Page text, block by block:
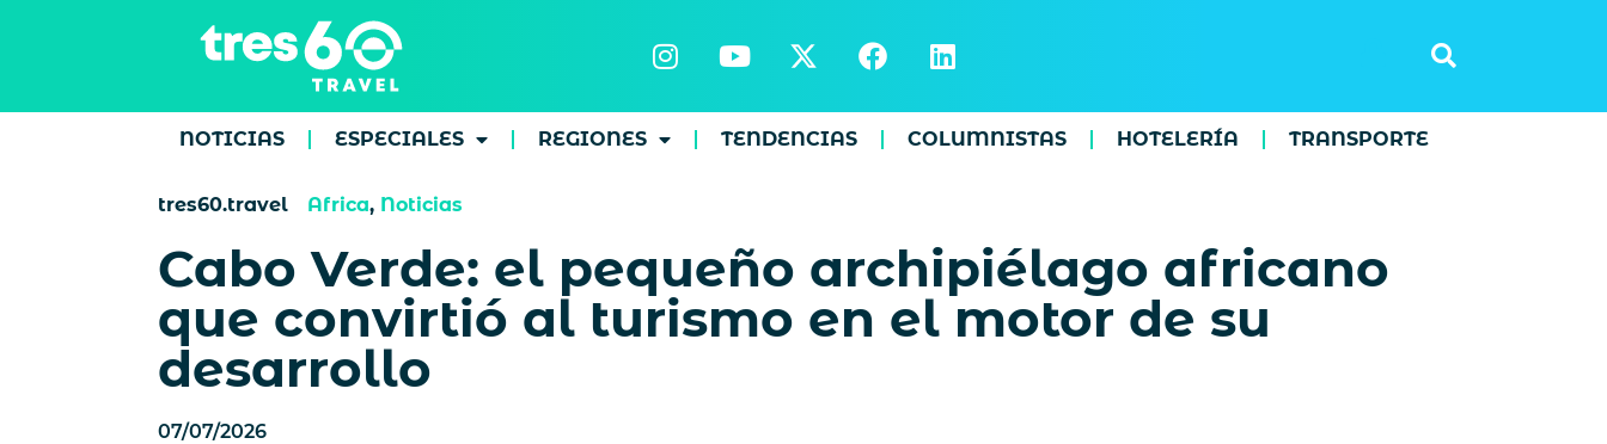
NOTICIAS ESPECIALES REGIONES TENDENCIAS COLUMNISTAS HOTELERÍA TRANSPORTE
tres60.travel Africa, Noticias
Cabo Verde: el pequeño archipiélago africano
que convirtió al turismo en el motor de su
desarrollo
07/07/2026